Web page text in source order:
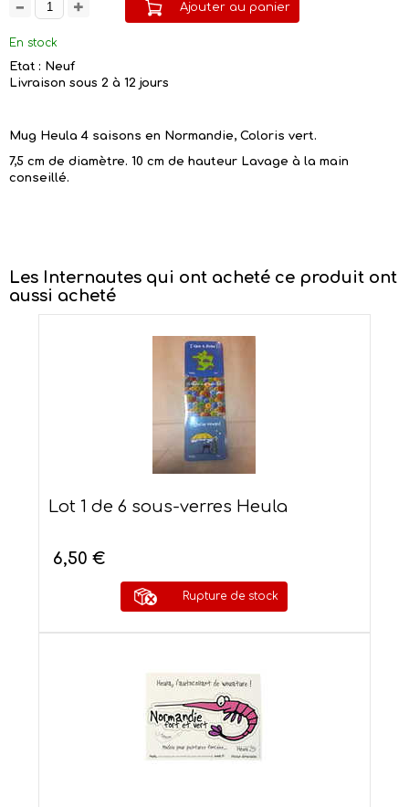
Ajouter au panier
En stock
Etat : Neuf
Livraison sous 2 à 12 jours
Mug Heula 4 saisons en Normandie, Coloris vert.
7,5 cm de diamètre. 10 cm de hauteur Lavage à la main
conseillé.
Les Internautes qui ont acheté ce produit ont
aussi acheté
Lot 1 de 6 sous-verres Heula
6,50 €
Rupture de stock